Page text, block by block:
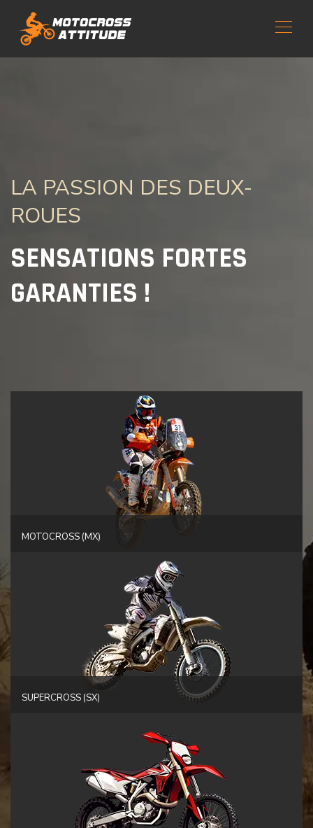
LA PASSION DES DEUX-
ROUES
SENSATIONS FORTES
GARANTIES !
MOTOCROSS (MX)
SUPERCROSS (SX)